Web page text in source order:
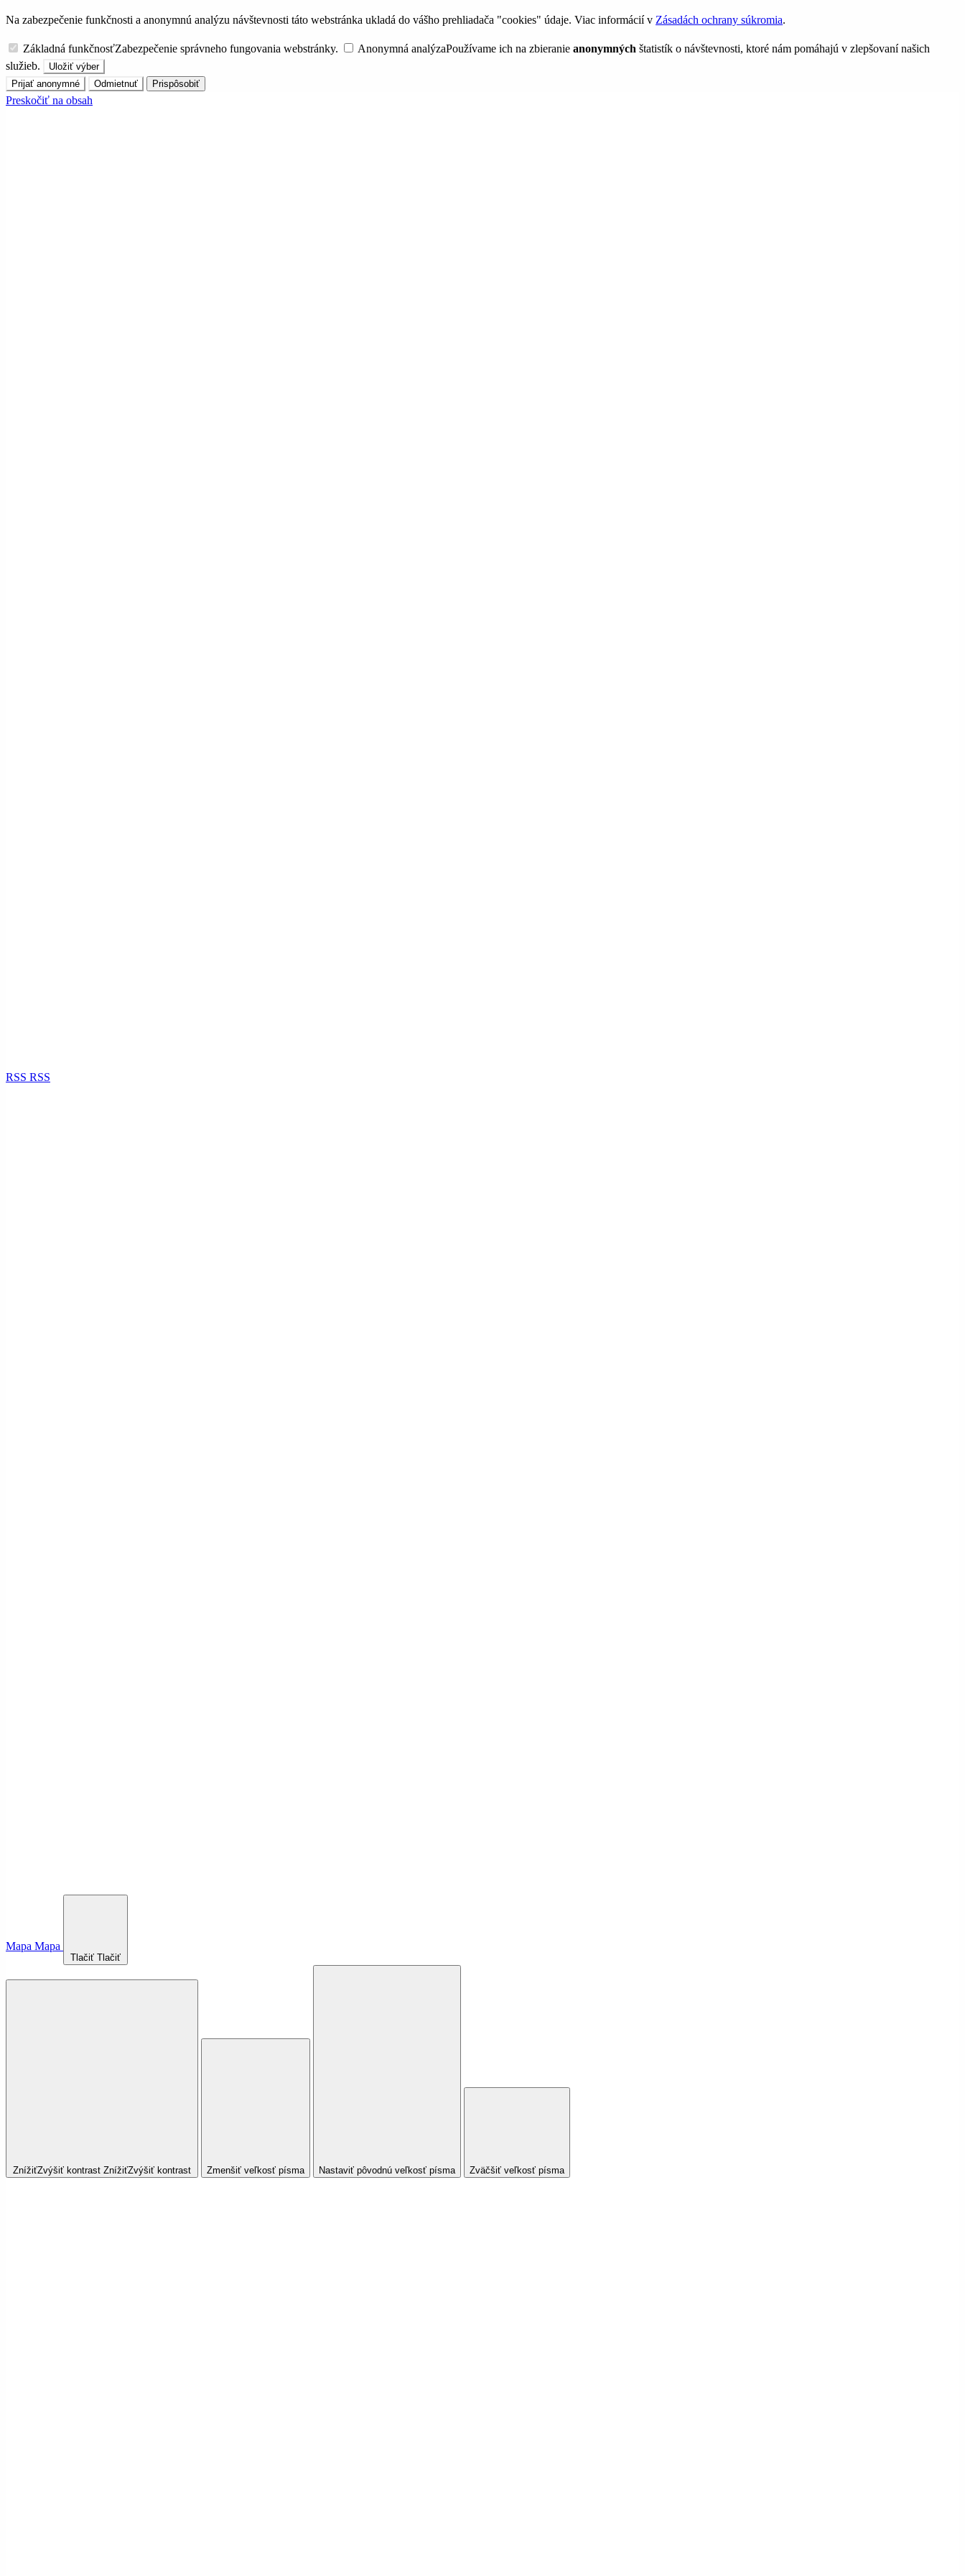
Na zabezpečenie funkčnosti a anonymnú analýzu návštevnosti táto webstránka ukladá do vášho prehliadača "cookies" údaje. Viac informácií v Zásadách ochrany súkromia.
Základná funkčnosťZabezpečenie správneho fungovania webstránky. Anonymná analýzaPoužívame ich na zbieranie anonymných štatistík o návštevnosti, ktoré nám pomáhajú v zlepšovaní našich
služieb.
Uložiť výber
Prijať anonymné
Odmietnuť Prispôsobiť
Preskočiť na obsah
RSS RSS
Mapa Mapa
Tlačiť Tlačiť
ZnížiťZvýšiť kontrast ZnížiťZvýšiť kontrast Zmenšiť veľkosť písma Nastaviť pôvodnú veľkosť písma Zväčšiť veľkosť písma